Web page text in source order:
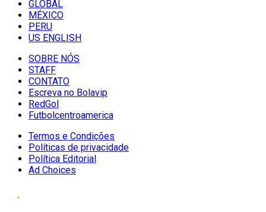
GLOBAL
MÉXICO
PERU
US ENGLISH
SOBRE NÓS
STAFF
CONTATO
Escreva no Bolavip
RedGol
Futbolcentroamerica
Termos e Condições
Políticas de privacidade
Política Editorial
Ad Choices